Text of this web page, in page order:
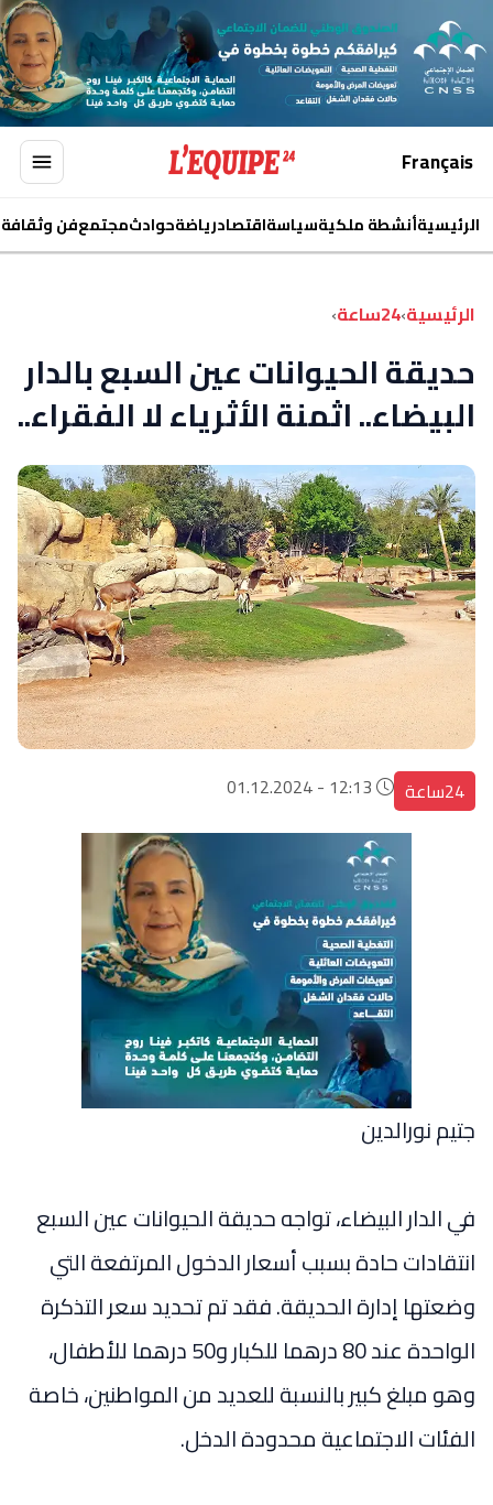
Français
الرئيسيةأنشطة ملكيةسياسةاقتصادرياضةحوادثمجتمعفن وثقافة
الرئيسية›24ساعة ›
حديقة الحيوانات عين السبع بالدار
البيضاء.. اثمنة الأثرياء لا الفقراء..
24ساعة
جتيم نورالدين
في الدار البيضاء، تواجه حديقة الحيوانات عين السبع
انتقادات حادة بسبب أسعار الدخول المرتفعة التي
وضعتها إدارة الحديقة. فقد تم تحديد سعر التذكرة
الواحدة عند 80 درهما للكبار و50 درهما للأطفال،
وهو مبلغ كبير بالنسبة للعديد من المواطنين، خاصة
الفئات الاجتماعية محدودة الدخل.